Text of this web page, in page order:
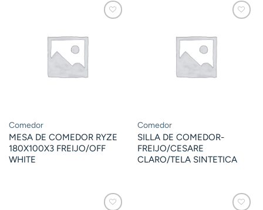
Comedor
MESA DE COMEDOR RYZE
180X100X3 FREIJO/OFF
WHITE
Comedor
SILLA DE COMEDOR-
FREIJO/CESARE
CLARO/TELA SINTETICA